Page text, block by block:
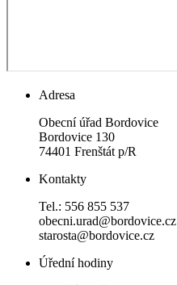
Adresa
Obecní úřad Bordovice
Bordovice 130
74401 Frenštát p/R
Kontakty
Tel.: 556 855 537
obecni.urad@bordovice.cz
starosta@bordovice.cz
Úřední hodiny